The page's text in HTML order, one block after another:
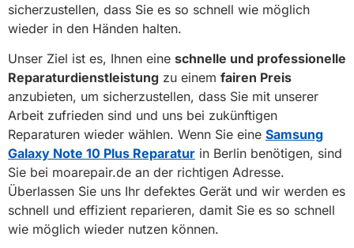
sicherzustellen, dass Sie es so schnell wie möglich
wieder in den Händen halten.
Unser Ziel ist es, Ihnen eine schnelle und professionelle
Reparaturdienstleistung zu einem fairen Preis
anzubieten, um sicherzustellen, dass Sie mit unserer
Arbeit zufrieden sind und uns bei zukünftigen
Reparaturen wieder wählen. Wenn Sie eine Samsung
Galaxy Note 10 Plus Reparatur in Berlin benötigen, sind
Sie bei moarepair.de an der richtigen Adresse.
Überlassen Sie uns Ihr defektes Gerät und wir werden es
schnell und effizient reparieren, damit Sie es so schnell
wie möglich wieder nutzen können.